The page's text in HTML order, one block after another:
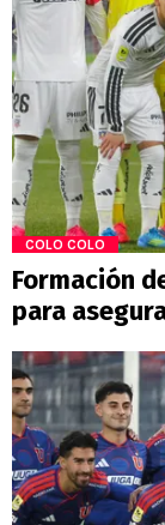
COLO COLO
Formación
para